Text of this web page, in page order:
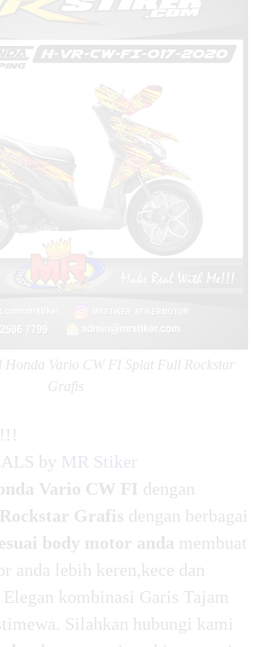
Honda Vario CW FI Splat Full Rockstar
Grafis
by MR Stiker
Vario CW FI dengan
Grafis dengan berbagai
body motor anda membuat
anda lebih keren,kece dan
kombinasi Garis Tajam
Silahkan hubungi kami